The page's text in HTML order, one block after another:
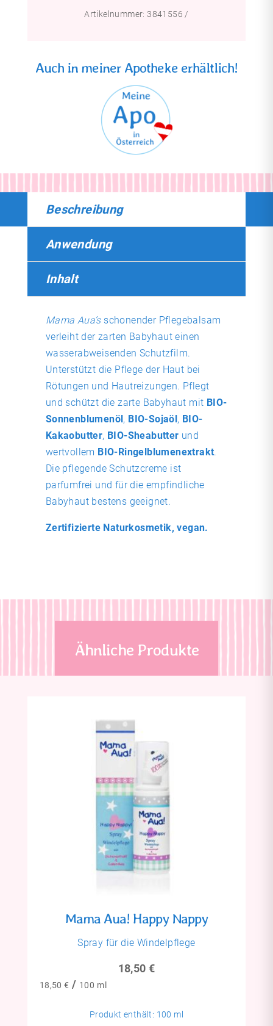
Artikelnummer:3841556
Auch in meiner Apotheke erhältlich!
Beschreibung
Anwendung
Inhalt
Mama Aua’s schonender Pflegebalsam
verleiht der zarten Babyhaut einen
wasserabweisenden Schutzfilm.
Unterstützt die Pflege der Haut bei
Rötungen und Hautreizungen. Pflegt
und schützt die zarte Babyhaut mit BIO-
Sonnenblumenöl , BIO-Sojaöl , BIO-
Kakaobutter, BIO-Sheabutter und
wertvollem BIO-Ringelblumenextrakt.
Die pflegende Schutzcreme ist
parfumfrei und für die empfindliche
Babyhaut bestens geeignet.
Zertifizierte Naturkosmetik, vegan.
Ähnliche Produkte
Mama Aua! Happy Nappy
Spray für die Windelpflege
18,50 €
18,50€ / 100 ml
Produkt enthält: 100 ml